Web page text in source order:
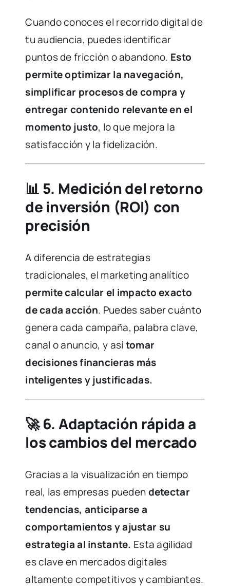
Cuando conoces el recorrido digital de
tu audiencia, puedes identificar
puntos de fricción o abandono. Esto
permite optimizar la navegación,
simplificar procesos de compra y
entregar contenido relevante en el
momento justo, lo que mejora la
satisfacción y la fidelización.
📊 5. Medición del retorno
de inversión (ROI) con
precisión
A diferencia de estrategias
tradicionales, el marketing analítico
permite calcular el impacto exacto
de cada acción. Puedes saber cuánto
genera cada campaña, palabra clave,
canal o anuncio, y asítomar
decisiones financieras más
inteligentes y justificadas.
🚀6. Adaptación rápida a
los cambios del mercado
Gracias a la visualización en tiempo
real, las empresas puedendetectar
tendencias, anticiparse a
comportamientos y ajustar su
estrategia al instante. Esta agilidad
es clave en mercados digitales
altamente competitivos y cambiantes.